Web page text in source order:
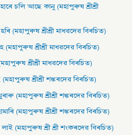
চলি আছে কানু (মহাপুৰুষ শ্ৰীশ্ৰী
(মহাপুৰুষ শ্ৰীশ্ৰী মাধৱদেৱ বিৰচিত)
শ্ৰীশ্ৰী মাধৱদেৱ বিৰচিত)
শ্ৰীশ্ৰী মাধৱদেৱ বিৰচিত)
শ্ৰীশ্ৰী শঙ্কৰদেৱ বিৰচিত)
(মহাপুৰুষ শ্ৰীশ্ৰী শঙ্কৰদেৱ বিৰচিত)
(মহাপুৰুষ শ্ৰীশ্ৰী শঙ্কৰদেৱ বিৰচিত)
(মহাপুৰুষ শ্ৰী শ্ৰী শংকৰদেৱ বিৰচিত)